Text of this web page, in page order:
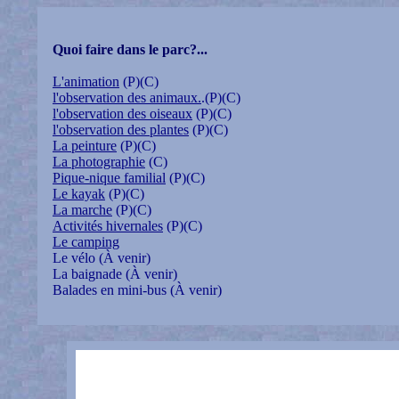
Quoi faire dans le parc?...
L'animation (P)(C)
l'observation des animaux..(P)(C)
l'observation des oiseaux (P)(C)
l'observation des plantes (P)(C)
La peinture (P)(C)
La photographie (C)
Pique-nique familial (P)(C)
Le kayak (P)(C)
La marche (P)(C)
Activités hivernales (P)(C)
Le camping
Le vélo (À venir)
La baignade (À venir)
Balades en mini-bus (À venir)